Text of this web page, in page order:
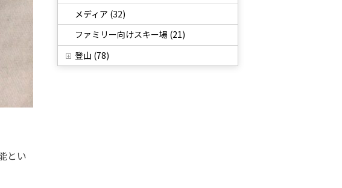
とい
メディア (32)
ファミリー向けスキー場 (21)
登山 (78)